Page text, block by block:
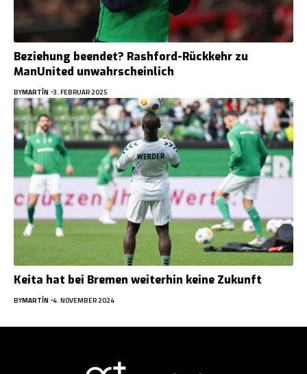
Beziehung beendet? Rashford-Rückkehr zu
ManUnited unwahrscheinlich
BYMARTÍN 3. FEBRUAR 2025
Keita hat bei Bremen weiterhin keine Zukunft
BYMARTÍN 4. NOVEMBER 2024